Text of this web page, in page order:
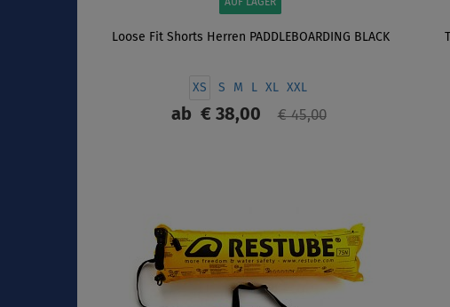
AUF LAGER
Loose Fit Shorts Herren PADDLEBOARDING BLACK
XS S M L XL XXL
ab€ 38,00 € 45,00